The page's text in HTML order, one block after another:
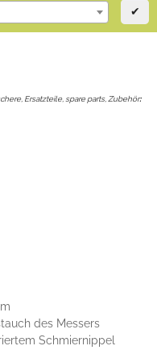
✔
Ersatzteile, spare parts, Zubehör:
des Messers
Schmiernippel